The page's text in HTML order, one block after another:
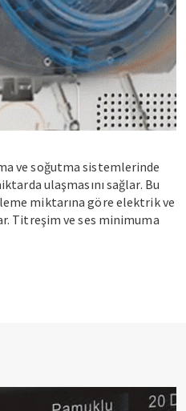
ve soğutma sistemlerinde
ulaşmasını sağlar. Bu
miktarına göre elektrik ve
Titreşim ve ses minimuma